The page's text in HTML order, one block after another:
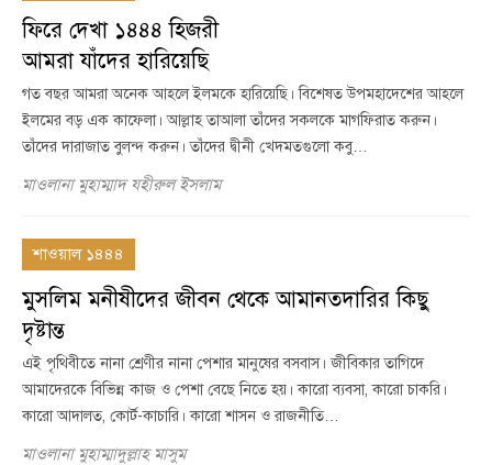
ফিরে দেখা ১৪৪৪ হিজরী
আমরা যাঁদের হারিয়েছি
গত বছর আমরা অনেক আহলে ইলমকে হারিয়েছি। বিশেষত উপমহাদেশের আহলে
ইলমের বড় এক কাফেলা। আল্লাহ তাআলা তাঁদের সকলকে মাগফিরাত করুন।
তাঁদের দারাজাত বুলন্দ করুন। তাঁদের দ্বীনী খেদমতগুলো কবু…
মাওলানা মুহাম্মাদ যহীরুল ইসলাম
শাওয়াল ১৪৪৪
মুসলিম মনীষীদের জীবন থেকে আমানতদারির কিছু
দৃষ্টান্ত
এই পৃথিবীতে নানা শ্রেণীর নানা পেশার মানুষের বসবাস। জীবিকার তাগিদে
আমাদেরকে বিভিন্ন কাজ ও পেশা বেছে নিতে হয়। কারো ব্যবসা, কারো চাকরি।
কারো আদালত, কোর্ট-কাচারি। কারো শাসন ও রাজনীতি…
মাওলানা মুহাম্মাদুল্লাহ মাসুম